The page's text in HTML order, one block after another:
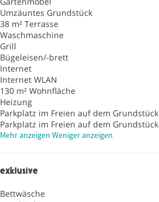
Umzäuntes Grundstück
38 m² Terrasse
Waschmaschine
Grill
Bügeleisen/-brett
Internet
Internet WLAN
130 m² Wohnfläche
Heizung
Parkplatz im Freien auf dem Grundstück
Parkplatz im Freien auf dem Grundstück
Mehr anzeigen Weniger anzeigen
exklusive
Bettwäsche